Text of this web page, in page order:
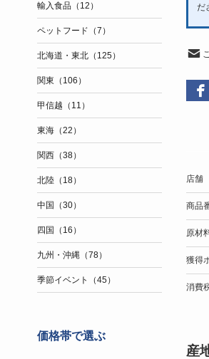
だ
店舗
商品
原材
獲得
消費
産
輸入食品（12）
ペットフード（7）
北海道・東北（125）
関東（106）
甲信越（11）
東海（22）
関西（38）
北陸（18）
中国（30）
四国（16）
九州・沖縄（78）
季節イベント（45）
価格帯で選ぶ